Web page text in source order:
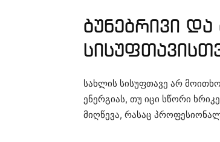
ბუნებრივი და
სახლის სისუფთავე არ
ენერგიას, თუ იცი სწორი
მიღწევა, რასაც